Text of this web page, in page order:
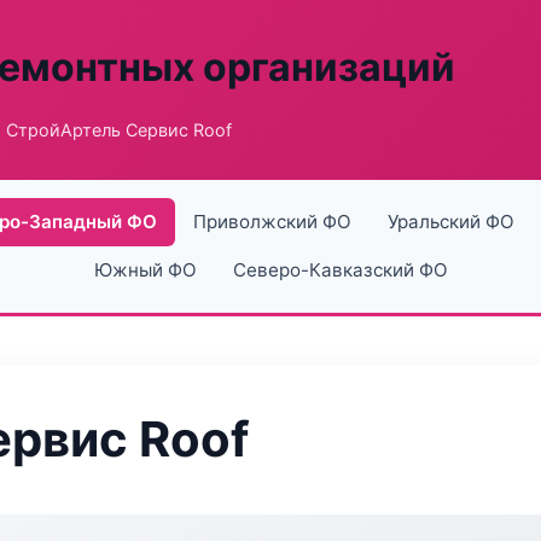
организаций
Сервис Roof
Западный ФО Приволжский ФО Уральский ФО
Южный ФО Северо-Кавказский ФО
Roof